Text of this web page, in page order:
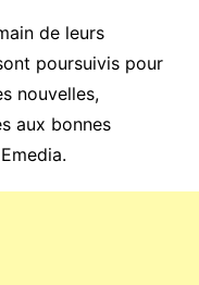
de leurs
poursuivis pour
nouvelles,
aux bonnes